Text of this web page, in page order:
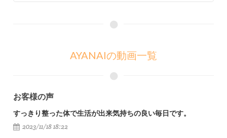
AYANAIの動画一覧
お客様の声
すっきり整った体で生活が出来気持ちの良い毎日です。
2023/11/18 18:22